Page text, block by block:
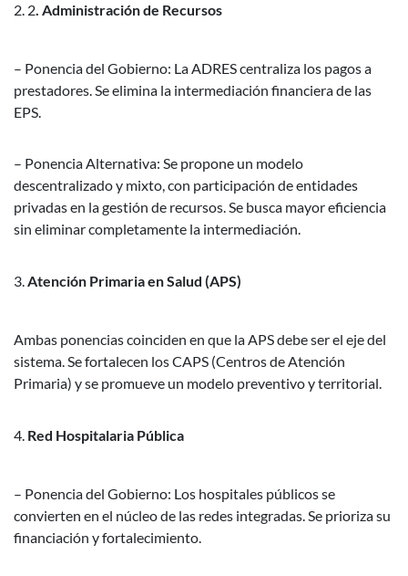
2. Administración de Recursos
– Ponencia del Gobierno: La ADRES centraliza los pagos a
prestadores. Se elimina la intermediación financiera de las
EPS.
– Ponencia Alternativa: Se propone un modelo
descentralizado y mixto, con participación de entidades
privadas en la gestión de recursos. Se busca mayor eficiencia
sin eliminar completamente la intermediación.
Atención Primaria en Salud (APS)
Ambas ponencias coinciden en que la APS debe ser el eje del
sistema. Se fortalecen los CAPS (Centros de Atención
Primaria) y se promueve un modelo preventivo y territorial.
Red Hospitalaria Pública
– Ponencia del Gobierno: Los hospitales públicos se
convierten en el núcleo de las redes integradas. Se prioriza su
financiación y fortalecimiento.